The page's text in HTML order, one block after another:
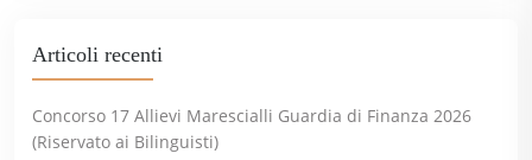
Articoli recenti
Concorso 17 Allievi Marescialli Guardia di Finanza 2026
(Riservato ai Bilinguisti)